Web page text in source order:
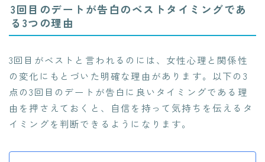
3回目のデートが告白のベストタイミングであ
る3つの理由
3回目がベストと言われるのには、女性心理と関係性
の変化にもとづいた明確な理由があります。以下の3
点の3回目のデートが告白に良いタイミングである理
由を押さえておくと、自信を持って気持ちを伝えるタ
イミングを判断できるようになります。